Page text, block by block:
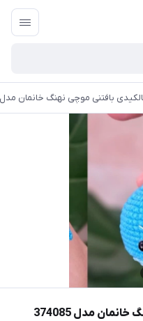
بافتنی موچی نهنگ خانمان مدل
مدل 374085